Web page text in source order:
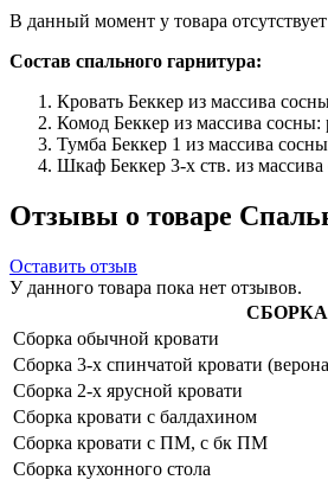
В данный момент у товара
Состав спального гарнитура:
Кровать Беккер из массива
Комод Беккер из массива
Тумба Беккер 1 из массива
Шкаф Беккер 3-х ств. из
Отзывы о товаре
Оставить отзыв
У данного товара пока нет отзывов.
СБОРКА
Сборка обычной кровати
Сборка 3-х спинчатой кровати
Сборка 2-х ярусной кровати
Сборка кровати с балдахином
Сборка кровати с ПМ, с бк ПМ
Сборка кухонного стола